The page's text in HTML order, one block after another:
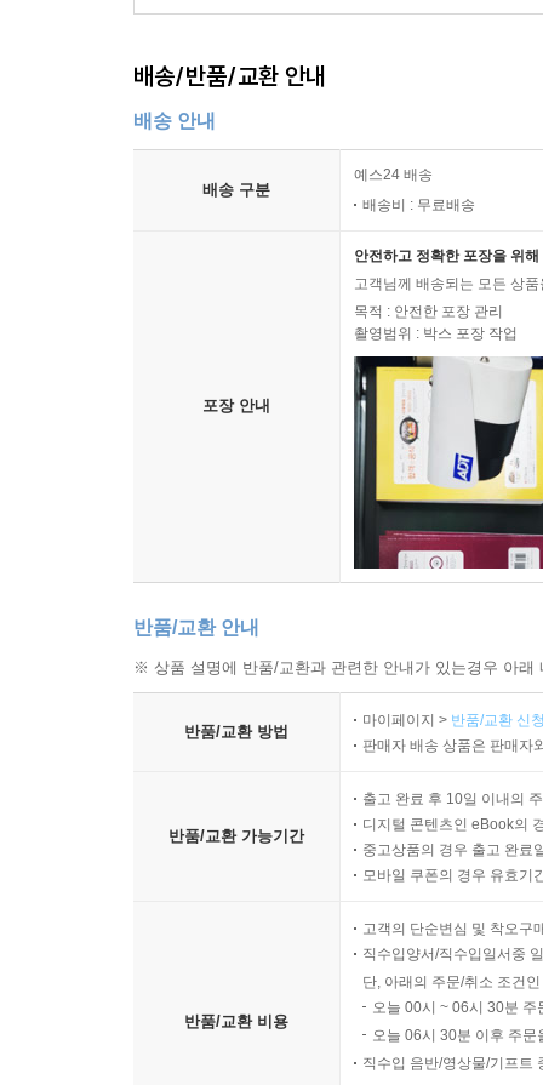
배송/반품/교환 안내
배송 안내
배송 구분
예스24 배송
배송비 : 무료배송
포장 안내
안전하고 정확한 포장을 위
고객님께 배송되는 모든 상
목적 : 안전한 포장 관리
촬영범위 : 박스 포장 작업
반품/교환 안내
※ 상품 설명에 반품/교환과 관련한 안내가 있는경우 아
반품/교환 방법
마이페이지 > 반품/교환 신
판매자 배송 상품은 판매자
반품/교환 가능기간
출고 완료 후 10일 이내의
디지털 콘텐츠인 eBook의
중고상품의 경우 출고 완료
모바일 쿠폰의 경우 유효기
반품/교환 비용
고객의 단순변심 및 착오구
직수입양서/직수입일서중
단, 아래의 주문/취소 조건
오늘 00시 ~ 06시 30분
오늘 06시 30분 이후 주
직수입 음반/영상물/기프트